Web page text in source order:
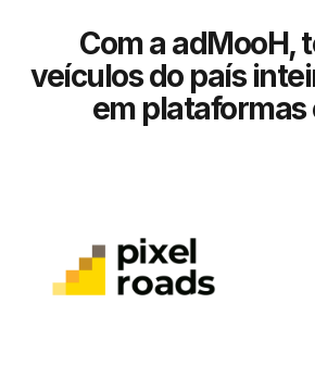
Com a adMooH,
veículos do país
em plataformas